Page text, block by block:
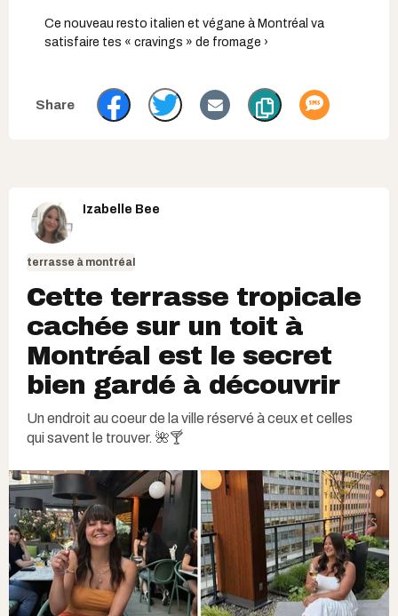
Ce nouveau resto italien et végane à Montréal va
satisfaire tes « cravings » de fromage ›
Izabelle Bee
terrasse à montréal
Cette terrasse tropicale
cachée sur un toit à
Montréal est le secret
bien gardé à découvrir
Un endroit au coeur de la ville réservé à ceux et celles
qui savent le trouver. 🌺🍸